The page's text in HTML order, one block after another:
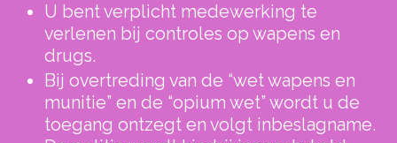
U bent verplicht medewerking te
verlenen bij controles op wapens en
drugs.
Bij overtreding van de “wet wapens en
munitie” en de “opium wet” wordt u de
toegang ontzegt en volgt inbeslagname.